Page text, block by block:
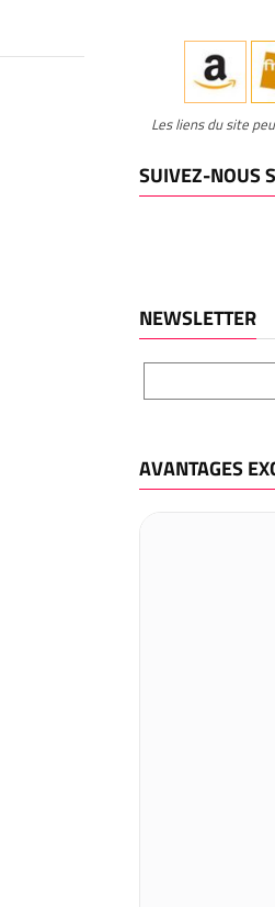
Les liens du site
SUIVEZ-NOUS
NEWSLETTER
AVANTAGES